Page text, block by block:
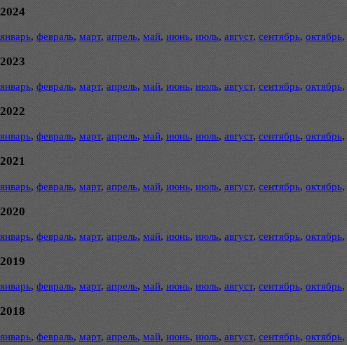
2024
январь, февраль, март, апрель, май, июнь, июль, август, сентябрь, октябрь,
2023
январь, февраль, март, апрель, май, июнь, июль, август, сентябрь, октябрь,
2022
январь, февраль, март, апрель, май, июнь, июль, август, сентябрь, октябрь,
2021
январь, февраль, март, апрель, май, июнь, июль, август, сентябрь, октябрь,
2020
январь, февраль, март, апрель, май, июнь, июль, август, сентябрь, октябрь,
2019
январь, февраль, март, апрель, май, июнь, июль, август, сентябрь, октябрь,
2018
январь, февраль, март, апрель, май, июнь, июль, август, сентябрь, октябрь,